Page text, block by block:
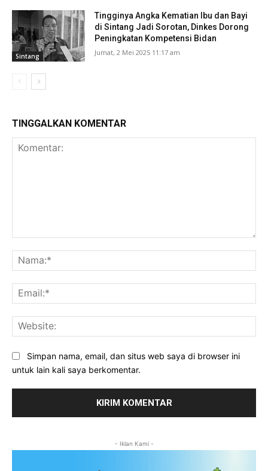
Sintang
Tingginya Angka Kematian Ibu dan Bayi
di Sintang Jadi Sorotan, Dinkes Dorong
Peningkatan Kompetensi Bidan
Jumat, 2 Mei 2025 11:17 am
TINGGALKAN KOMENTAR
Simpan nama, email, dan situs web saya di browser ini
untuk lain kali saya berkomentar.
- Iklan Kami -